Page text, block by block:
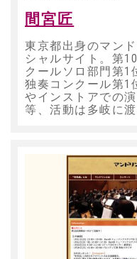
間宮匠
東京都出身のマン
シャルサイト。第
クールソロ部門第1
独奏コンクール第1
やインストアでの
等、活動は多岐に渡